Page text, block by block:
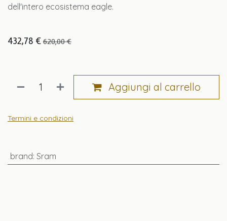
dell'intero ecosistema eagle.
432,78 € 620,00€
Aggiungi al carrello
Termini e condizioni
brand: Sram